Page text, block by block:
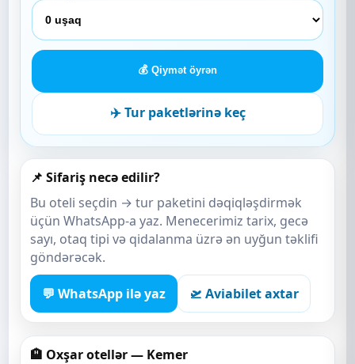
💰 Qiymət öyrən
✈️ Tur paketlərinə keç
📌 Sifariş necə edilir?
Bu oteli seçdin → tur paketini dəqiqləşdirmək
üçün WhatsApp-a yaz. Menecerimiz tarix, gecə
sayı, otaq tipi və qidalanma üzrə ən uyğun təklifi
göndərəcək.
💬 WhatsApp ilə yaz 🛫 Aviabilet axtar
🏨 Oxşar otellər — Kemer